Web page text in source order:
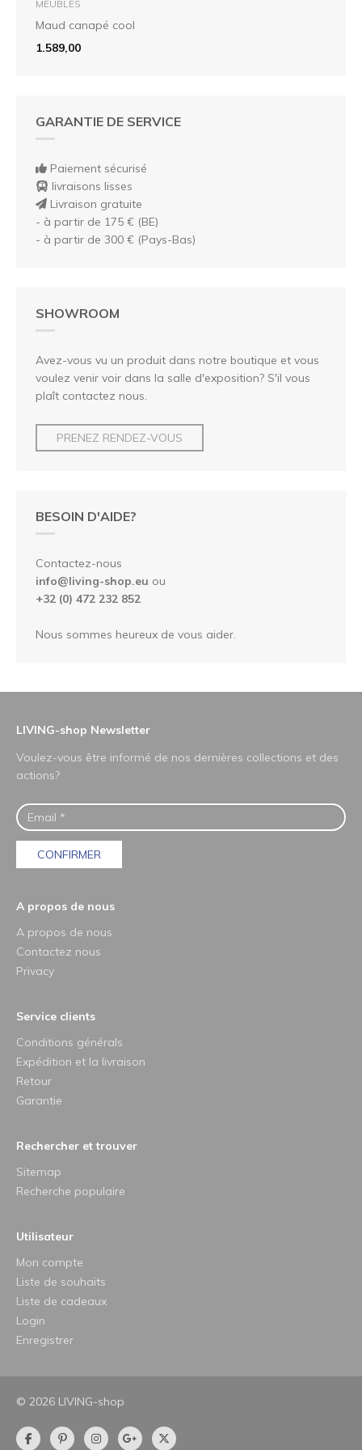
MEUBLES
Maud canapé cool
1.589,00
GARANTIE DE SERVICE
Paiement sécurisé
livraisons lisses
Livraison gratuite
- à partir de 175 € (BE)
- à partir de 300 € (Pays-Bas)
SHOWROOM
Avez-vous vu un produit dans notre boutique et vous
voulez venir voir dans la salle d'exposition? S'il vous
plaît contactez nous.
PRENEZ RENDEZ-VOUS
BESOIN D'AIDE?
Contactez-nous
info@living-shop.eu ou
+32 (0) 472 232 852
Nous sommes heureux de vous aider.
LIVING-shop Newsletter
Voulez-vous être informé de nos dernières collections et des
actions?
CONFIRMER
A propos de nous
A propos de nous
Contactez nous
Privacy
Service clients
Conditions générals
Expédition et la livraison
Retour
Garantie
Rechercher et trouver
Sitemap
Recherche populaire
Utilisateur
Mon compte
Liste de souhaits
Liste de cadeaux
Login
Enregistrer
© 2026 LIVING-shop